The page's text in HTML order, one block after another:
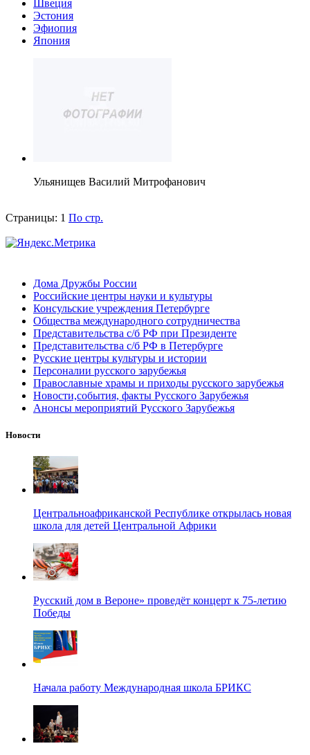
Швеция
Эстония
Эфиопия
Япония
Ульянищев Василий Митрофанович
Страницы: 1 По стр.
Дома Дружбы России
Российские центры науки и культуры
Консульские учреждения Петербурге
Общества международного сотрудничества
Представительства с/б РФ при Президенте
Представительства с/б РФ в Петербурге
Русские центры культуры и истории
Персоналии русского зарубежья
Православные храмы и приходы русского зарубежья
Новости,события, факты Русского Зарубежья
Анонсы мероприятий Русского Зарубежья
Новости
Центральноафриканской Республике открылась новая
школа для детей Центральной Африки
Русский дом в Вероне» проведёт концерт к 75-летию
Победы
Начала работу Международная школа БРИКС